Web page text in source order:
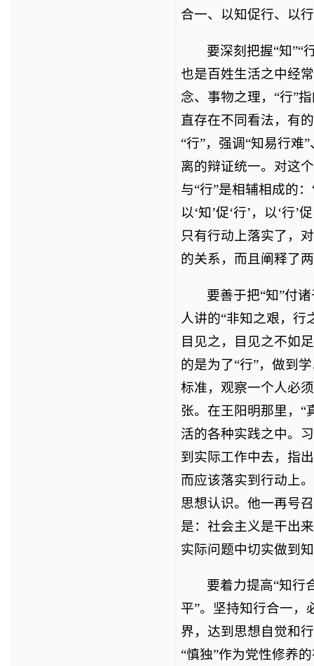
合一、以知促行、以
要深刻把握“知”“
也是百姓生活之中经
念、事物之理，“行”
直存在不同看法，有
“行”，强调“知易行难
离的辩证统一。对这
与“行”是相辅相成的
以‘知’促‘行’，以‘行
只有行动上落实了，
的关系，而且阐释了
要善于把“知”付
人讲的“非知之艰，行
目见之，目见之不如
的是为了“行”，做到
标准，观察一个人必
张。在王阳明那里，“
活的各种实践之中。
到实际工作中去，指
而应该落实到行动上
思想认识。他一再号
是：社会主义是干出
实际问题中切实做到
要着力提高“知行
平”。坚持知行合一，
界，达到思想自觉和
“慎独”作为党性修养